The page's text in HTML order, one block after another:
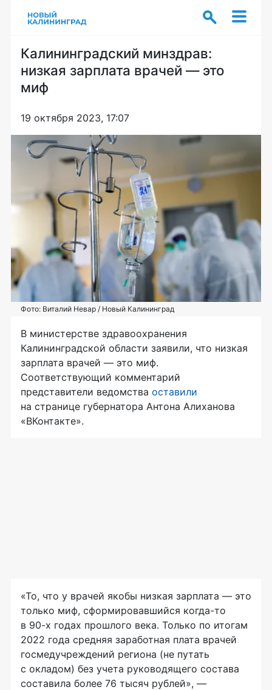
Калининградский минздрав:
низкая зарплата врачей — это
миф
19 октября 2023, 17:07
Фото: Виталий Невар / Новый Калининград
В министерстве здравоохранения
Калининградской области заявили, что низкая
зарплата врачей — это миф.
Соответствующий комментарий
представители ведомства оставили
на странице губернатора Антона Алиханова
«ВКонтакте».
«То, что у врачей якобы низкая зарплата — это
только миф, сформировавшийся когда-то
в 90-х годах прошлого века. Только по итогам
2022 года средняя заработная плата врачей
госмедучреждений региона (не путать
с окладом) без учета руководящего состава
составила более 76 тысяч рублей», —